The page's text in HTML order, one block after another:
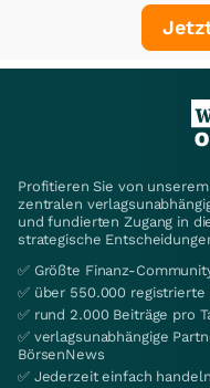
Profitieren Sie von
zentralen
und fundierten Zugang in
strategische
✅ Größte Finanz-
✅ über 550.000 registrierte
✅ rund 2.000 Beiträge pro
✅ verlagsunabhängige
BörsenNews
✅ Jederzeit einfach